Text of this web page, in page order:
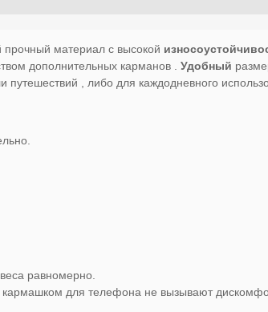
материал с высокой
дополнительных карманов .Удобный
, либо для каждодневного
равномерно.
для телефона не вызывают